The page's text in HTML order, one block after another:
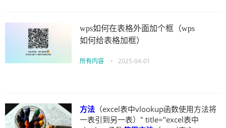
wps如何在表格外面加个框（wps
如何给表格加框）
所有内容 • 2025-04-01
方法 （excel表中vlookup函数使用方法将
一表引到另一表）" title="excel表中